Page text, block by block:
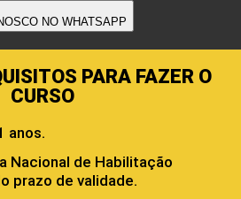
NO WHATSAPP
PARA FAZER O
CURSO
anos.
Nacional de Habilitação
prazo de validade.